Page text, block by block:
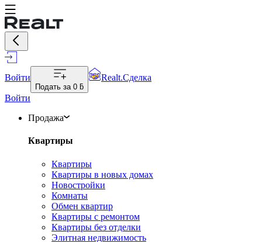
Войти
Подать за 0 ƃ
Realt.Сделка
Войти
Продажа
Квартиры
Квартиры
Квартиры в новых домах
Новостройки
Комнаты
Обмен квартир
Квартиры с ремонтом
Квартиры без отделки
Элитная недвижимость